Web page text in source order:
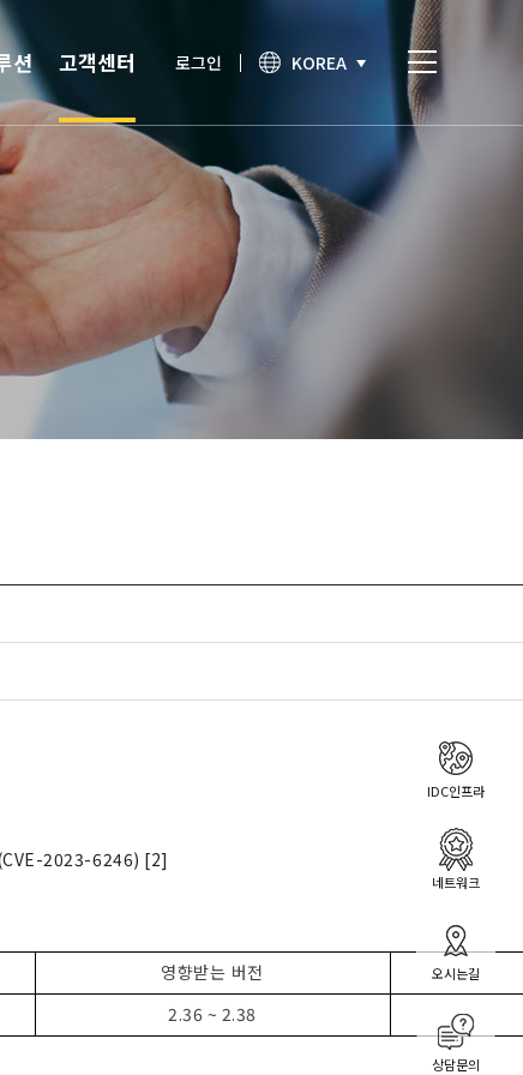
션
증
고객센터
공지사항
기술노트
상담문의
로그인 KOREA
2023-6246) [2]
영향받는 버전
2.36 ~ 2.38
IDC인프라
네트워크
오시는길
상담문의